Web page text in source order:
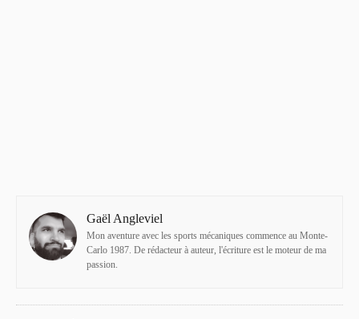
Gaël Angleviel
Mon aventure avec les sports mécaniques commence au Monte-
Carlo 1987. De rédacteur à auteur, l'écriture est le moteur de ma
passion.